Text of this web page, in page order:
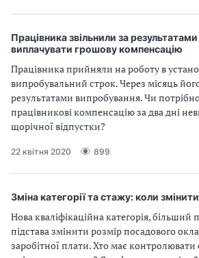
Працівника звільнили за
виплачувати грошову компенсацію
Працівника прийняли на роботу в
випробувальний строк. Через місяць
результатами випробування. Чи
працівникові компенсацію за два дні
щорічної відпустки?
22 квітня 2020 899
Зміна категорії та стажу: коли
Нова кваліфікаційна категорія, більший
підстава змінити розмір посадового
заробітної плати. Хто має